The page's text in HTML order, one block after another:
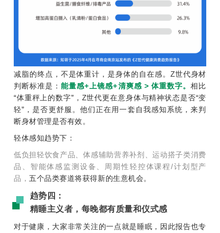
减脂的终点，不是体重计，是身体的自在感。Z世代身材
判断标准是：能量感+上镜感+清爽感 > 体重数字。相比
“体重秤上的数字”，Z世代更在意身体与精神状态是否“变
轻”，是否更舒服。他们正在用一套自我感知系统，来判
断身材管理是否有效。
轻体感知趋势下：
低负担轻饮食产品、体感辅助营养补剂、运动搭子类消费
品、智能体感监测设备、周期性轻控体课程/计划型产
品， 五个品类赛道将获得新的生意机会。
趋势四：
精睡主义者，每晚都有质量和仪式感
对于健康，大家非常关注的一点就是睡眠，因此报告也专